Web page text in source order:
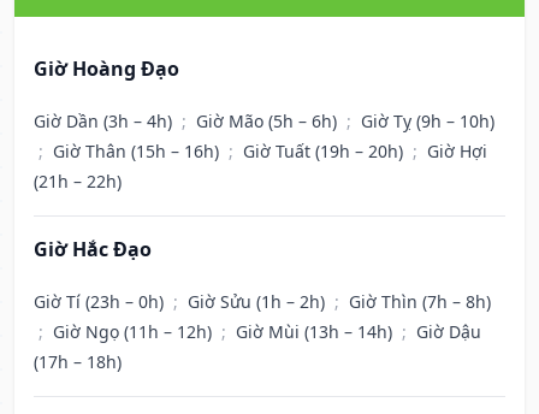
Giờ Hoàng Đạo
Giờ Dần (3h – 4h) ; Giờ Mão (5h – 6h) ; Giờ Tỵ (9h – 10h)
; Giờ Thân (15h – 16h) ; Giờ Tuất (19h – 20h) ; Giờ Hợi
(21h – 22h)
Giờ Hắc Đạo
Giờ Tí (23h – 0h) ; Giờ Sửu (1h – 2h) ; Giờ Thìn (7h – 8h)
; Giờ Ngọ (11h – 12h) ; Giờ Mùi (13h – 14h) ; Giờ Dậu
(17h – 18h)